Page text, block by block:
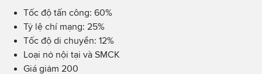
Tốc độ tấn công: 60%
Tỷ lệ chí mạng: 25%
Tốc độ di chuyển: 12%
Loại nỏ nội tại và SMCK
Giá giảm 200